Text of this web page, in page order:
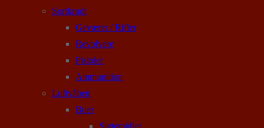
Sortkrudt
Geværer / Rifler
Revolvere
Pistoler
Ammunition
Luftvåben
Buer
Sigtemidler